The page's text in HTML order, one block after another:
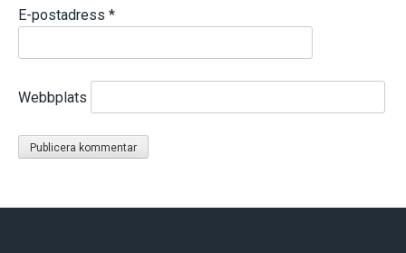
E-postadress *
Webbplats